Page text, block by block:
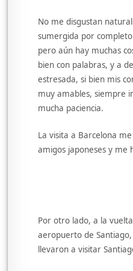
No me disgustan
sumergida por
pero aún hay muchas
bien con palabras, y a
estresada, si bien mis
muy amables, siempre
mucha paciencia.
La visita a Barcelona
amigos japoneses y me
Por otro lado, a la
aeropuerto de
llevaron a visitar